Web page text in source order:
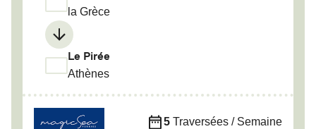
la Grèce
Le Pirée
Athènes
5 Traversées / Semaine